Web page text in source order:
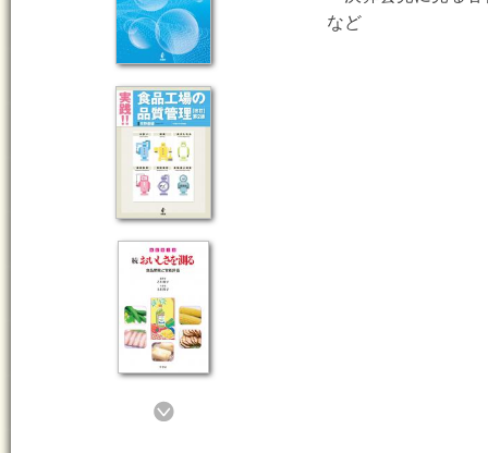
など